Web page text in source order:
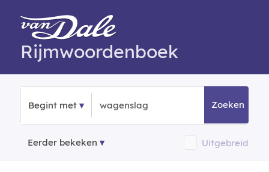
Rijmwoordenboek
Begint met Zoeken
Eerder bekeken Uitgebreid